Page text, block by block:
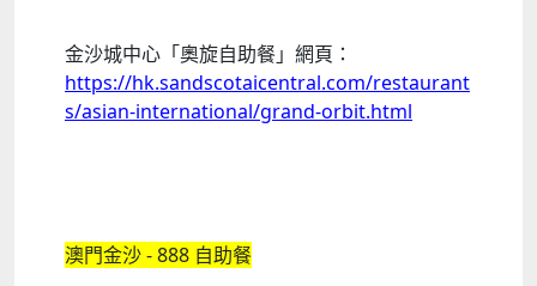
金沙城中心「奧旋自助餐」網頁：
https://hk.sandscotaicentral.com/restaurant
s/asian-international/grand-orbit.html
澳門金沙 - 888 自助餐